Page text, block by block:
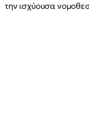
την ισχύουσα